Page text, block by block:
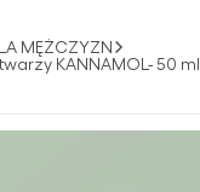
MĘŻCZYZN
KANNAMOL- 50 ml